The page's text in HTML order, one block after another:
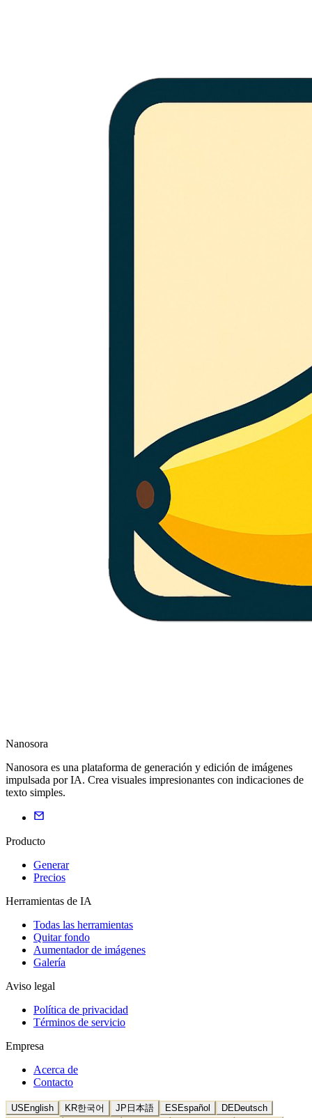
Nanosora
Nanosora es una plataforma de generación y edición de imágenes
impulsada por IA. Crea visuales impresionantes con indicaciones de
texto simples.
Producto
Generar
Precios
Herramientas de IA
Todas las herramientas
Quitar fondo
Aumentador de imágenes
Galería
Aviso legal
Política de privacidad
Términos de servicio
Empresa
Acerca de
Contacto
US English KR한국어 JP 日本語 ES Español DEDeutsch